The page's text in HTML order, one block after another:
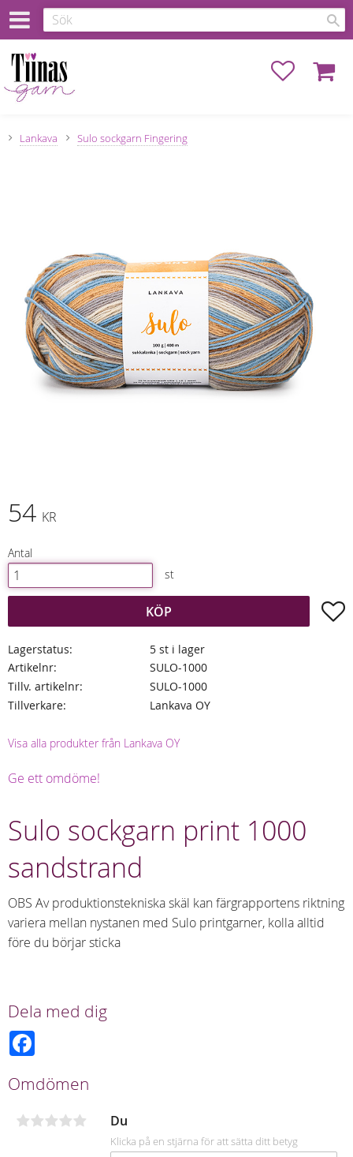
Favoriter
Lankava Sulo sockgarn Fingering
54 KR
Antal
st
KÖP
Lagerstatus
5 st i lager
Artikelnr
SULO-1000
Tillv. artikelnr
SULO-1000
Tillverkare
Lankava OY
Visa alla produkter från Lankava OY
Ge ett omdöme!
Sulo sockgarn print 1000
sandstrand
OBS Av produktionstekniska skäl kan färgrapportens riktning
variera mellan nystanen med Sulo printgarner, kolla alltid
före du börjar sticka
Dela med dig
b
o
k
Omdömen
Du
Klicka på en stjärna för att sätta ditt betyg